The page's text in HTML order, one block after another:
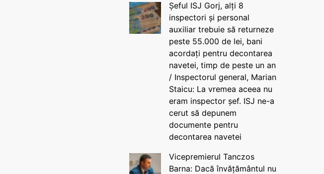
Șeful ISJ Gorj, alți 8
inspectori și personal
auxiliar trebuie să returneze
peste 55.000 de lei, bani
acordați pentru decontarea
navetei, timp de peste un an
/ Inspectorul general, Marian
Staicu: La vremea aceea nu
eram inspector șef. ISJ ne-a
cerut să depunem
documente pentru
decontarea navetei
Vicepremierul Tanczos
Barna: Dacă învățământul nu